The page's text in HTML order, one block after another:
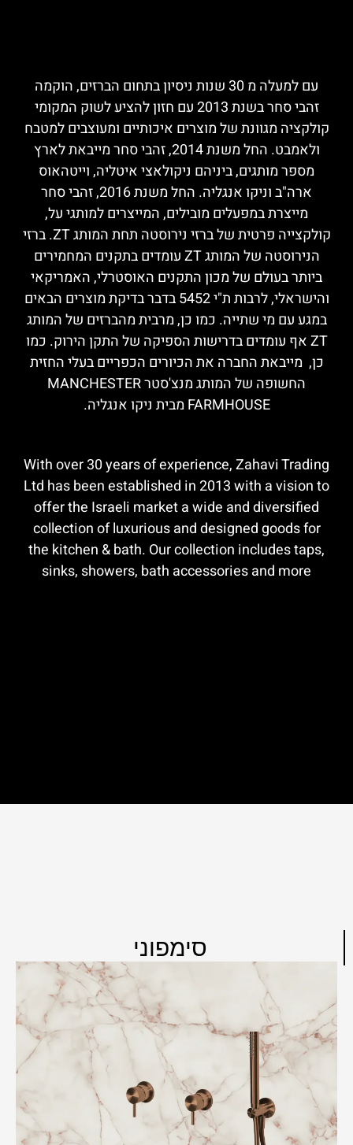
עם למעלה מ 30 שנות ניסיון בתחום הברזים, הוקמה
זהבי סחר בשנת 2013 עם חזון להציע לשוק המקומי
קולקציה מגוונת של מוצרים איכותיים ומעוצבים למטבח
ולאמבט. החל משנת 2014, זהבי סחר מייבאת לארץ
מספר מותגים, ביניהם ניקולאצי איטליה, וייטהאוס
ארה"ב וניקו אנגליה. החל משנת 2016, זהבי סחר
מייצרת במפעלים מובילים, המייצרים למותגי על,
קולקצייה פרטית של ברזי נירוסטה תחת המותג ZT. ברזי
הנירוסטה של המותג ZT עומדים בתקנים המחמירים
ביותר בעולם של מכון התקנים האוסטרלי, האמריקאי
והישראלי, לרבות ת"י 5452 בדבר בדיקת מוצרים הבאים
במגע עם מי שתייה. כמו כן, מרבית מהברזים של המותג
ZT אף עומדים בדרישות הספיקה של התקן הירוק. כמו
כן, מייבאת החברה את הכיורים הכפריים בעלי החזית
החשופה של המותג מנצ'סטר MANCHESTER
FARMHOUSE מבית ניקו אנגליה.
With over 30 years of experience, Zahavi Trading
Ltd has been established in 2013 with a vision to
offer the Israeli market a wide and diversified
collection of luxurious and designed goods for
the kitchen & bath. Our collection includes taps,
sinks, showers, bath accessories and more
סימפוני